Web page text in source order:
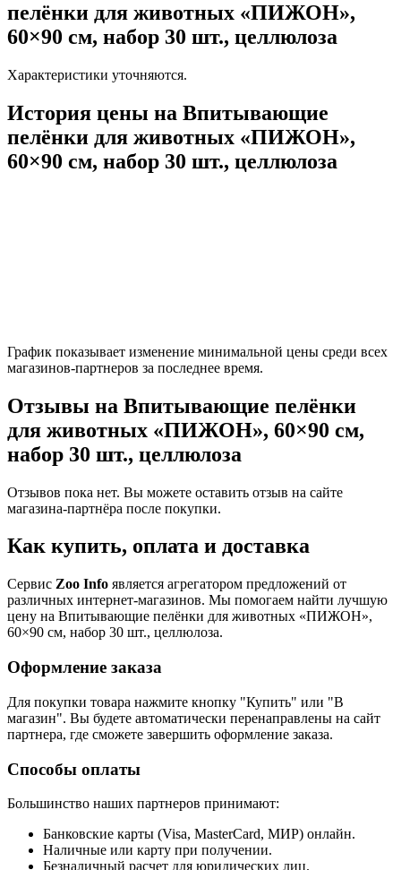
пелёнки для животных «ПИЖОН»,
60×90 см, набор 30 шт., целлюлоза
Характеристики уточняются.
История цены на Впитывающие
пелёнки для животных «ПИЖОН»,
60×90 см, набор 30 шт., целлюлоза
График показывает изменение минимальной цены среди всех
магазинов-партнеров за последнее время.
Отзывы на Впитывающие пелёнки
для животных «ПИЖОН», 60×90 см,
набор 30 шт., целлюлоза
Отзывов пока нет. Вы можете оставить отзыв на сайте
магазина-партнёра после покупки.
Как купить, оплата и доставка
Сервис Zoo Info является агрегатором предложений от
различных интернет-магазинов. Мы помогаем найти лучшую
цену на Впитывающие пелёнки для животных «ПИЖОН»,
60×90 см, набор 30 шт., целлюлоза.
Оформление заказа
Для покупки товара нажмите кнопку "Купить" или "В
магазин". Вы будете автоматически перенаправлены на сайт
партнера, где сможете завершить оформление заказа.
Способы оплаты
Большинство наших партнеров принимают:
Банковские карты (Visa, MasterCard, МИР) онлайн.
Наличные или карту при получении.
Безналичный расчет для юридических лиц.